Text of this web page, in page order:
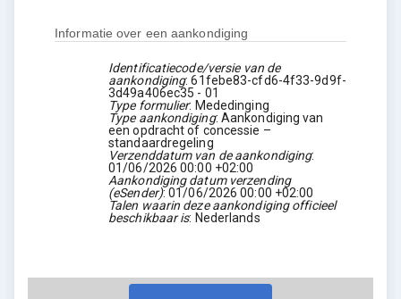
Informatie over een aankondiging
Identificatiecode/versie van de
aankondiging:61febe83-cfd6-4f33-9d9f-
3d49a406ec35 - 01
Type formulier: Mededinging
Type aankondiging: Aankondiging van
een opdracht of concessie –
standaardregeling
Verzenddatum van de aankondiging:
01/06/2026 00:00 +02:00
Aankondiging datum verzending
(eSender):01/06/2026 00:00 +02:00
Talen waarin deze aankondiging officieel
beschikbaar is: Nederlands